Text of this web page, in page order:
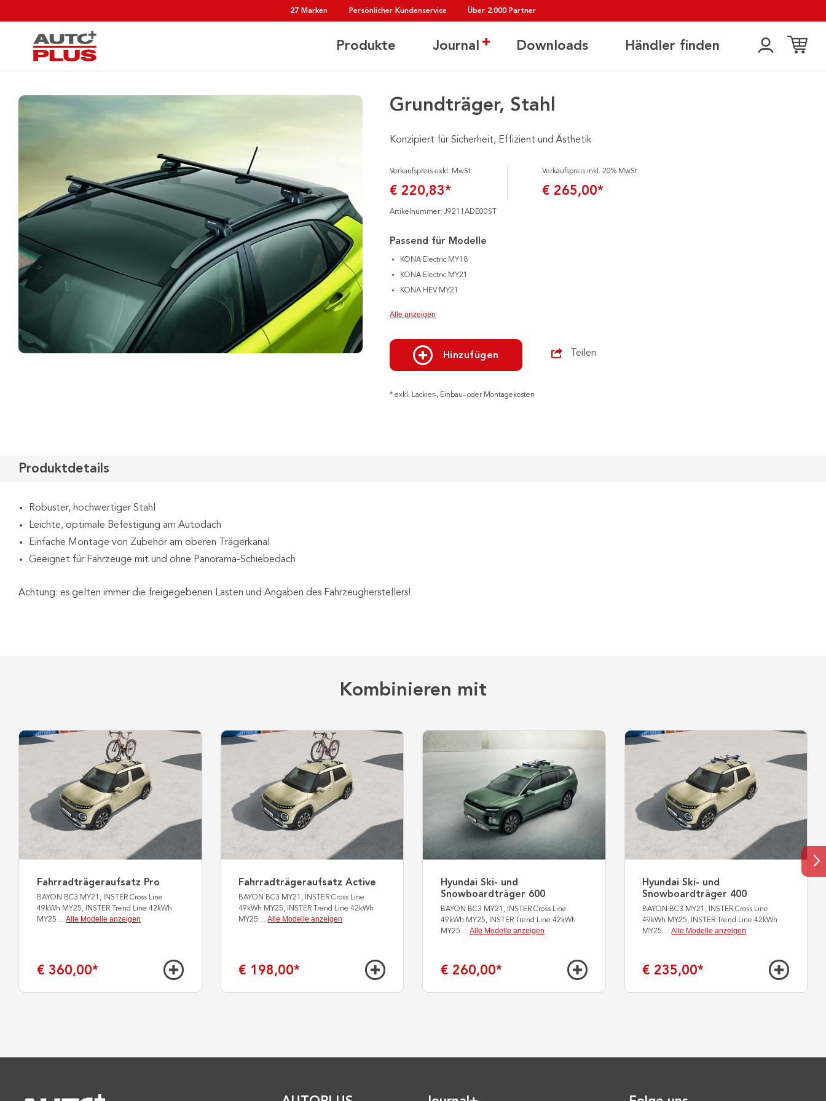
27 Marken Persönlicher Kundenservice Über 2.000 Partner
Produkte Journal Downloads Händler finden
Grundträger, Stahl
Konzipiert für Sicherheit, Effizient und Ästhetik
Verkaufspreis exkl. MwSt.
€ 220,83*
Verkaufspreis inkl. 20% MwSt.
€ 265,00*
Artikelnummer: J9211ADE00ST
Passend für Modelle
KONA Electric MY18
KONA Electric MY21
KONA HEV MY21
Alle anzeigen
Hinzufügen Teilen
* exkl. Lackier-, Einbau- oder Montagekosten
Produktdetails
Robuster, hochwertiger Stahl
Leichte, optimale Befestigung am Autodach
Einfache Montage von Zubehör am oberen Trägerkanal
Geeignet für Fahrzeuge mit und ohne Panorama-Schiebedach
Achtung: es gelten immer die freigegebenen Lasten und Angaben des Fahrzeugherstellers!
Kombinieren mit
Fahrradträgeraufsatz Pro
BAYON BC3 MY21, INSTER Cross Line
49kWh MY25, INSTER Trend Line 42kWh
MY25 ... Alle Modelle anzeigen
€ 360,00*
Fahrradträgeraufsatz Active
BAYON BC3 MY21, INSTER Cross Line
49kWh MY25, INSTER Trend Line 42kWh
MY25 ...Alle Modelle anzeigen
€ 198,00*
Hyundai Ski- und
Snowboardträger 600
BAYON BC3 MY21, INSTER Cross Line
49kWh MY25, INSTER Trend Line 42kWh
MY25 ... Alle Modelle anzeigen
€ 260,00*
Hyundai Ski- und
Snowboardträger 400
BAYON BC3 MY21, INSTER Cross Line
49kWh MY25, INSTER Trend Line 42kWh
MY25 ...Alle Modelle anzeigen
€ 235,00*